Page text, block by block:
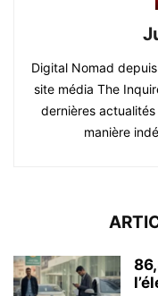
Digital Nomad
site média The
dernières
manière